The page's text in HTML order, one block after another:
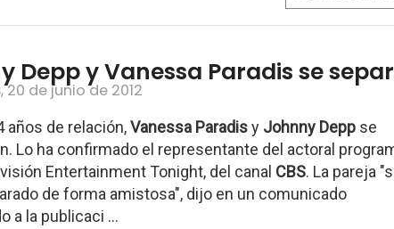
Depp y Vanessa Paradis se
20 de junio de 2012
años de relación,Vanessa Paradisy Johnny Depp se
Lo ha confirmado el representante del actoral
Entertainment Tonight, del canal CBS. La pareja
de forma amistosa", dijo en un comunicado
a la publicaci ...